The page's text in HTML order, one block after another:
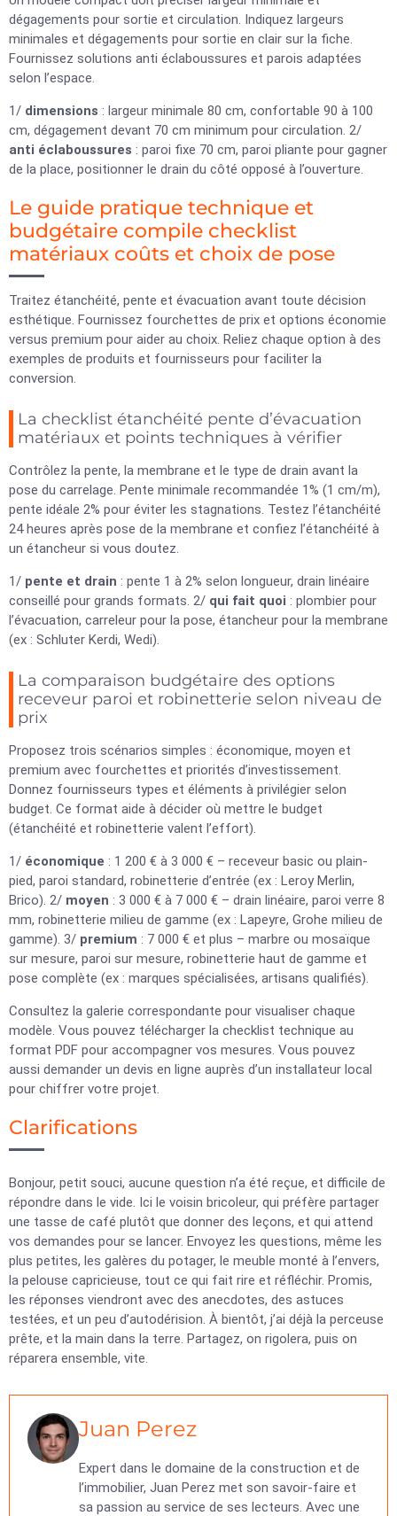
dégagements pour sortie et circulation. Indiquez largeurs
minimales et dégagements pour sortie en clair sur la fiche.
Fournissez solutions anti éclaboussures et parois adaptées
selon l’espace.
1/ dimensions : largeur minimale 80 cm, confortable 90 à 100
cm, dégagement devant 70 cm minimum pour circulation. 2/
anti éclaboussures : paroi fixe 70 cm, paroi pliante pour gagner
de la place, positionner le drain du côté opposé à l’ouverture.
Le guide pratique technique et
budgétaire compile checklist
matériaux coûts et choix de pose
Traitez étanchéité, pente et évacuation avant toute décision
esthétique. Fournissez fourchettes de prix et options économie
versus premium pour aider au choix. Reliez chaque option à des
exemples de produits et fournisseurs pour faciliter la
conversion.
La checklist étanchéité pente d’évacuation
matériaux et points techniques à vérifier
Contrôlez la pente, la membrane et le type de drain avant la
pose du carrelage. Pente minimale recommandée 1% (1 cm/m),
pente idéale 2% pour éviter les stagnations. Testez l’étanchéité
24 heures après pose de la membrane et confiez l’étanchéité à
un étancheur si vous doutez.
1/ pente et drain : pente 1 à 2% selon longueur, drain linéaire
conseillé pour grands formats. 2/ qui fait quoi : plombier pour
l’évacuation, carreleur pour la pose, étancheur pour la membrane
(ex : Schluter Kerdi, Wedi).
La comparaison budgétaire des options
receveur paroi et robinetterie selon niveau de
prix
Proposez trois scénarios simples : économique, moyen et
premium avec fourchettes et priorités d’investissement.
Donnez fournisseurs types et éléments à privilégier selon
budget. Ce format aide à décider où mettre le budget
(étanchéité et robinetterie valent l’effort).
1/ économique : 1 200 € à 3 000 € – receveur basic ou plain-
pied, paroi standard, robinetterie d’entrée (ex : Leroy Merlin,
Brico). 2/ moyen : 3 000 € à 7 000 € – drain linéaire, paroi verre 8
mm, robinetterie milieu de gamme (ex : Lapeyre, Grohe milieu de
gamme). 3/ premium : 7 000 € et plus – marbre ou mosaïque
sur mesure, paroi sur mesure, robinetterie haut de gamme et
pose complète (ex : marques spécialisées, artisans qualifiés).
Consultez la galerie correspondante pour visualiser chaque
modèle. Vous pouvez télécharger la checklist technique au
format PDF pour accompagner vos mesures. Vous pouvez
aussi demander un devis en ligne auprès d’un installateur local
pour chiffrer votre projet.
Clarifications
Bonjour, petit souci, aucune question n’a été reçue, et difficile de
répondre dans le vide. Ici le voisin bricoleur, qui préfère partager
une tasse de café plutôt que donner des leçons, et qui attend
vos demandes pour se lancer. Envoyez les questions, même les
plus petites, les galères du potager, le meuble monté à l’envers,
la pelouse capricieuse, tout ce qui fait rire et réfléchir. Promis,
les réponses viendront avec des anecdotes, des astuces
testées, et un peu d’autodérision. À bientôt, j’ai déjà la perceuse
prête, et la main dans la terre. Partagez, on rigolera, puis on
réparera ensemble, vite.
Juan Perez
Expert dans le domaine de la construction et de
l’immobilier, Juan Perez met son savoir-faire et
sa passion au service de ses lecteurs. Avec une